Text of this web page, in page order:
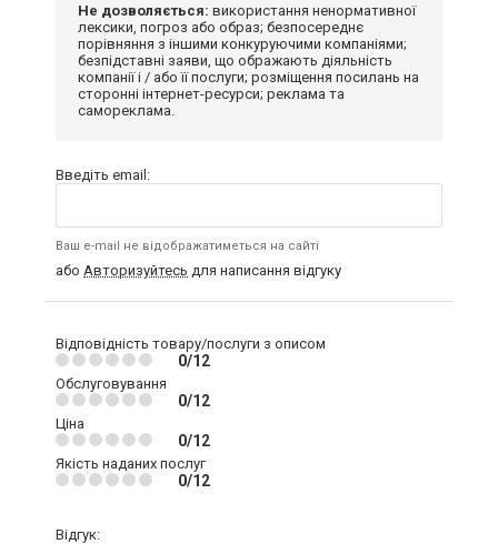
Не дозволяється: використання ненормативної
лексики, погроз або образ; безпосереднє
порівняння з іншими конкуруючими компаніями;
безпідставні заяви, що ображають діяльність
компанії і / або її послуги; розміщення посилань на
сторонні інтернет-ресурси; реклама та
самореклама.
Введіть email:
Ваш e-mail не відображатиметься на сайті
або Авторизуйтесь для написання відгуку
Відповідність товару/послуги з описом
0/12
Обслуговування
0/12
Ціна
0/12
Якість наданих послуг
0/12
Відгук: